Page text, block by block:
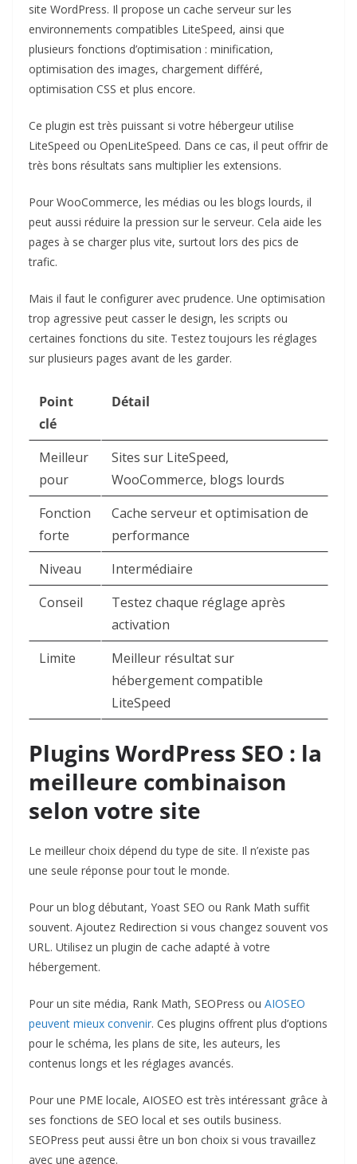
site WordPress. Il propose un cache serveur sur les
environnements compatibles LiteSpeed, ainsi que
plusieurs fonctions d’optimisation : minification,
optimisation des images, chargement différé,
optimisation CSS et plus encore.
Ce plugin est très puissant si votre hébergeur utilise
LiteSpeed ou OpenLiteSpeed. Dans ce cas, il peut offrir de
très bons résultats sans multiplier les extensions.
Pour WooCommerce, les médias ou les blogs lourds, il
peut aussi réduire la pression sur le serveur. Cela aide les
pages à se charger plus vite, surtout lors des pics de
trafic.
Mais il faut le configurer avec prudence. Une optimisation
trop agressive peut casser le design, les scripts ou
certaines fonctions du site. Testez toujours les réglages
sur plusieurs pages avant de les garder.
Point
clé
Détail
Meilleur
pour
Sites sur LiteSpeed,
WooCommerce, blogs lourds
Fonction
forte
Cache serveur et optimisation de
performance
Niveau
Intermédiaire
Conseil
Testez chaque réglage après
activation
Limite
Meilleur résultat sur
hébergement compatible
LiteSpeed
Plugins WordPress SEO : la
meilleure combinaison
selon votre site
Le meilleur choix dépend du type de site. Il n’existe pas
une seule réponse pour tout le monde.
Pour un blog débutant, Yoast SEO ou Rank Math suffit
souvent. Ajoutez Redirection si vous changez souvent vos
URL. Utilisez un plugin de cache adapté à votre
hébergement.
Pour un site média, Rank Math, SEOPress ou AIOSEO
peuvent mieux convenir. Ces plugins offrent plus d’options
pour le schéma, les plans de site, les auteurs, les
contenus longs et les réglages avancés.
Pour une PME locale, AIOSEO est très intéressant grâce à
ses fonctions de SEO local et ses outils business.
SEOPress peut aussi être un bon choix si vous travaillez
avec une agence.